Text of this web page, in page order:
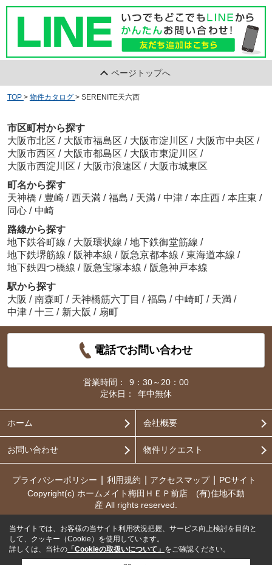
ページトップへ
TOP > 物件カタログ > SERENITE天六西
市区町村から探す
大阪市北区 / 大阪市福島区 / 大阪市淀川区 / 大阪市中央区 /
大阪市西区 / 大阪市都島区 / 大阪市東淀川区 /
大阪市西淀川区 / 大阪市浪速区 / 大阪市城東区
町名から探す
天神橋 / 豊崎 / 西天満 / 福島 / 天満 / 中津 / 本庄西 / 本庄東 /
同心 / 中崎
路線から探す
地下鉄谷町線 / 大阪環状線 / 地下鉄御堂筋線 /
地下鉄堺筋線 / 阪神本線 / 阪急京都本線 / 東海道本線 /
地下鉄四つ橋線 / 阪急宝塚本線 / 阪急神戸本線
駅から探す
大阪 / 南森町 / 天神橋筋六丁目 / 福島 / 中崎町 / 天満 /
中津 / 十三 / 新大阪 / 扇町
電話でお問い合わせ
営業時間：
9：30～20：00
定休日：
年中無休
ホーム 会社概要
お問い合わせ 物件リクエスト
プライバシーポリシー 利用規約 アクセスマップ
PCサイト
Copyright(c) ホームメイト梅田ＨＥＰ前店 (有)住地不動
産 All rights reserved.
当サイトでは、お客様の当サイト利用状況把握、サービス向上検討を目的と
して、クッキー（Cookie）を使用しています。
詳しくは、当社の 「Cookieの取扱いについて」 をご確認ください。